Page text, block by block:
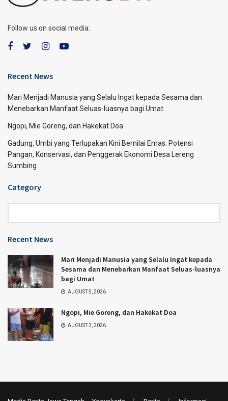
Follow us on social media:
Recent News
Mari Menjadi Manusia yang Selalu Ingat kepada Sesama dan
Menebarkan Manfaat Seluas-luasnya bagi Umat
Ngopi, Mie Goreng, dan Hakekat Doa
Gadung, Umbi yang Terlupakan Kini Bernilai Emas: Potensi
Pangan, Konservasi, dan Penggerak Ekonomi Desa Lereng
Sumbing
Category
Recent News
Mari Menjadi Manusia yang Selalu Ingat kepada
Sesama dan Menebarkan Manfaat Seluas-luasnya
bagi Umat
AUGUST 5, 2026
Ngopi, Mie Goreng, dan Hakekat Doa
AUGUST 3, 2026